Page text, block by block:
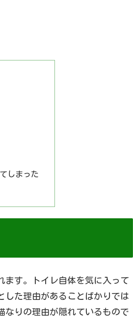
しまった
ます。トイレ自体を気に入って
した理由があることばかりでは
なりの理由が隠れているもので